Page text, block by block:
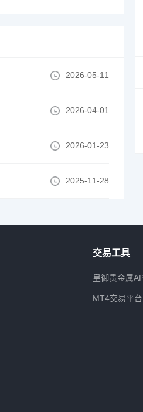
2026-05-11
2026-04-01
2026-01-23
2025-11-28
交易工具
皇御贵金属
MT4交易平台